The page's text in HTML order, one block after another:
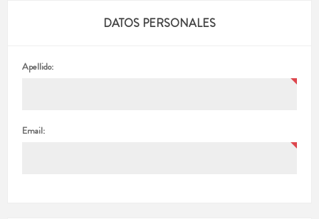
DATOS PERSONALES
Apellido:
Email: